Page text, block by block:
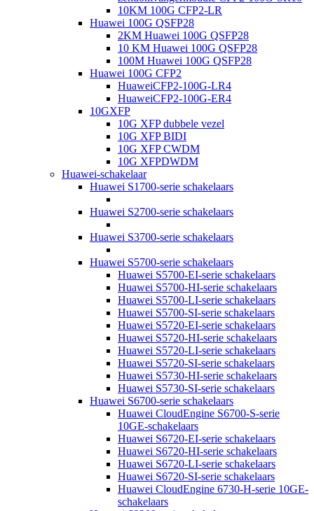
10KM 100G CFP2-LR
Huawei 100G QSFP28
2KM Huawei 100G QSFP28
10 KM Huawei 100G QSFP28
100M Huawei 100G QSFP28
Huawei 100G CFP2
HuaweiCFP2-100G-LR4
HuaweiCFP2-100G-ER4
10GXFP
10G XFP dubbele vezel
10G XFP BIDI
10G XFP CWDM
10G XFPDWDM
Huawei-schakelaar
Huawei S1700-serie schakelaars
Huawei S2700-serie schakelaars
Huawei S3700-serie schakelaars
Huawei S5700-serie schakelaars
Huawei S5700-EI-serie schakelaars
Huawei S5700-HI-serie schakelaars
Huawei S5700-LI-serie schakelaars
Huawei S5700-SI-serie schakelaars
Huawei S5720-EI-serie schakelaars
Huawei S5720-HI-serie schakelaars
Huawei S5720-LI-serie schakelaars
Huawei S5720-SI-serie schakelaars
Huawei S5730-HI-serie schakelaars
Huawei S5730-SI-serie schakelaars
Huawei S6700-serie schakelaars
Huawei CloudEngine S6700-S-serie
10GE-schakelaars
Huawei S6720-EI-serie schakelaars
Huawei S6720-HI-serie schakelaars
Huawei S6720-LI-serie schakelaars
Huawei S6720-SI-serie schakelaars
Huawei CloudEngine 6730-H-serie 10GE-
schakelaars